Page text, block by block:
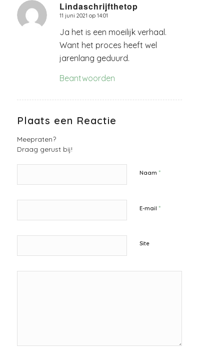
Lindaschrijfthetop
zegt:
11 juni 2021 op 14:01
Ja het is een moeilijk verhaal.
Want het proces heeft wel
jarenlang geduurd.
Beantwoorden
Plaats een Reactie
Meepraten?
Draag gerust bij!
Naam *
E-mail *
Site